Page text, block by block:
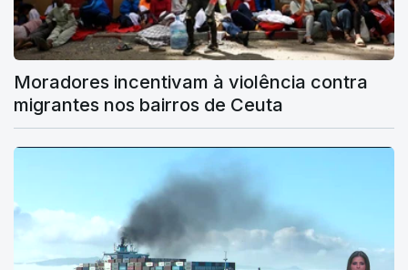
Moradores incentivam à violência contra
migrantes nos bairros de Ceuta